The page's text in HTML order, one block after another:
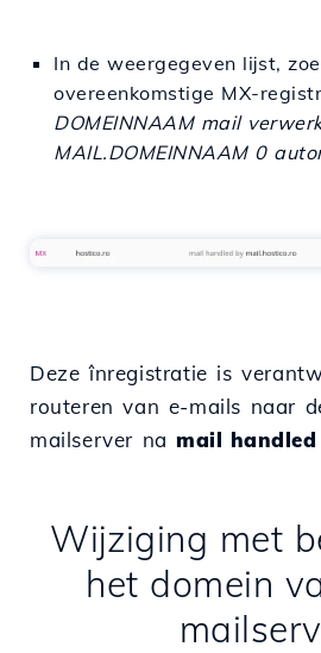
In de weergegeven lijst,
overeenkomstige MX-
DOMEINNAAM mail
MAIL.DOMEINNAAM 0
Deze înregistratie is
routeren van e-mails naar
mailserver namail
Wijziging met
het domein